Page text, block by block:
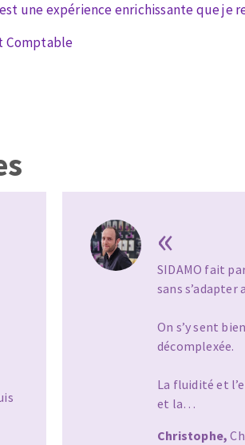
une expérience enrichissante que je
Comptable
«
SIDAMO fait
sans s’adapter
On s’y sent
décomplexée.
La fluidité et
et la…
Christophe,